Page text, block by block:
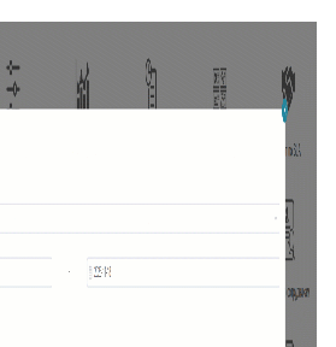
заявок в фильтре
(DaData)
заявки
контактов в Омни